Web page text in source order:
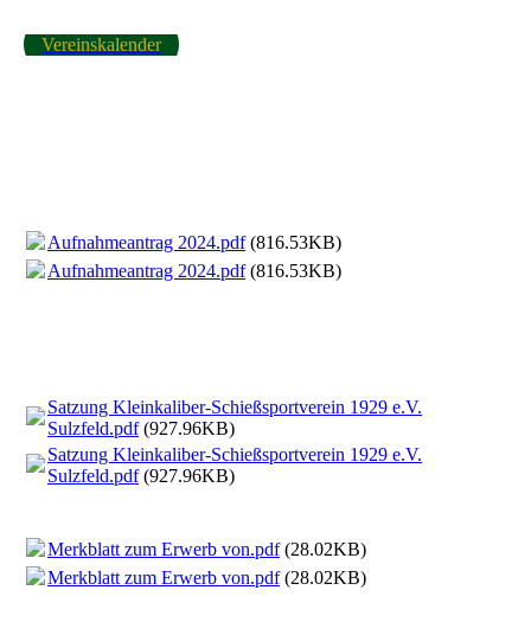
Vereinskalender
Aufnahmeantrag 2024.pdf(816.53KB)
Aufnahmeantrag 2024.pdf(816.53KB)
Satzung Kleinkaliber-Schießsportverein 1929 e.V.
Sulzfeld.pdf(927.96KB)
Satzung Kleinkaliber-Schießsportverein 1929 e.V.
Sulzfeld.pdf(927.96KB)
Merkblatt zum Erwerb von.pdf(28.02KB)
Merkblatt zum Erwerb von.pdf(28.02KB)